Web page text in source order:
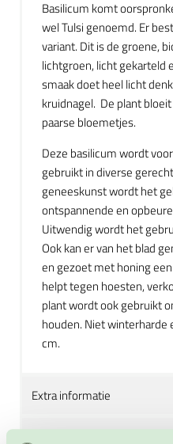
Basilicum komt
wel Tulsi genoemd. Er
variant. Dit is de groene,
lichtgroen, licht gekarteld
smaak doet heel licht
kruidnagel. De plant
paarse bloemetjes.
Deze basilicum wordt
gebruikt in diverse
geneeskunst wordt het
ontspannende en
Uitwendig wordt het
Ook kan er van het blad
en gezoet met honing
helpt tegen hoesten,
plant wordt ook gebruikt
houden. Niet winterharde
cm.
Extra informatie